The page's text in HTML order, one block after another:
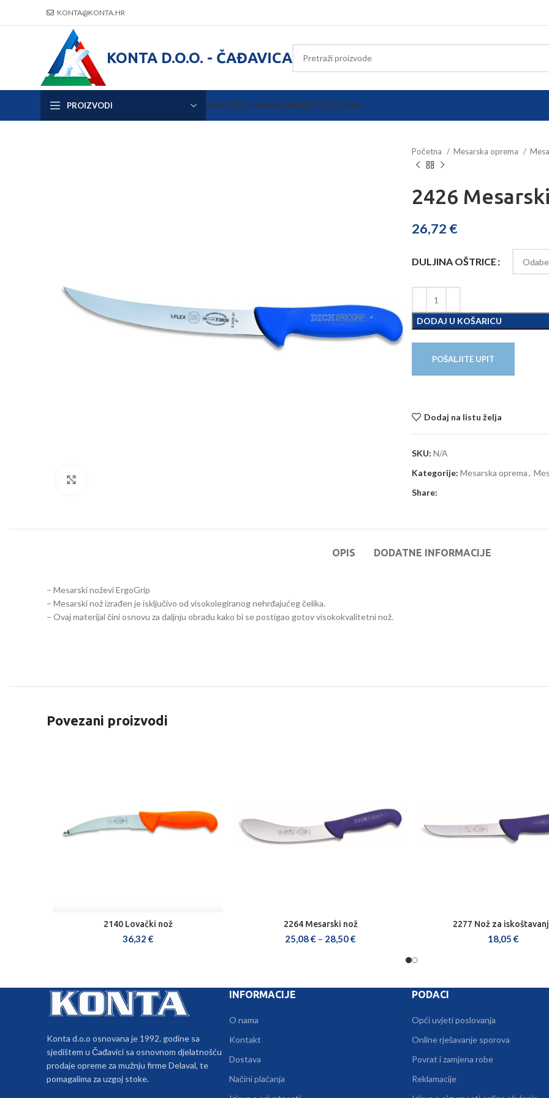
KONTA@KONTA.HR
KONTA D.O.O. - ČAĐAVICA
PROIZVODI NOVOSTIO NAMAKONTAKTTRGOVINA
Početna Mesarska oprema
2426
26,72 €
DULJINA OŠTRICE
DODAJ U KOŠARICU
POŠALJITE UPIT
Dodaj na listu želja
SKU: N/A
Kategorije: Mesarska oprema,
Share:
OPIS DODATNE INFORMACIJE
– Mesarski noževi ErgoGrip
– Mesarski nož izrađen je isključivo od visokolegiranog nehrđajućeg čelika.
– Ovaj materijal čini osnovu za daljnju obradu kako bi se postigao gotov visokokvalitetni nož.
Povezani proizvodi
DODAJ U KOŠARICU
2140 Lovački nož
36,32 €
ODABERI OPCIJE
2264 Mesarski nož
25,08€ – 28,50€
ODABERI OPCIJE
2277 Nož za
18,05 €
Konta d.o.o osnovana je 1992. godine sa
sjedištem u Čađavici sa osnovnom djelatnošću
prodaje opreme za mužnju firme Delaval, te
pomagalima za uzgoj stoke.
INFORMACIJE
O nama
Kontakt
Dostava
Načini plaćanja
PODACI
Opći uvjeti poslovanja
Online rješavanje sporova
Povrat i zamjena robe
Reklamacije